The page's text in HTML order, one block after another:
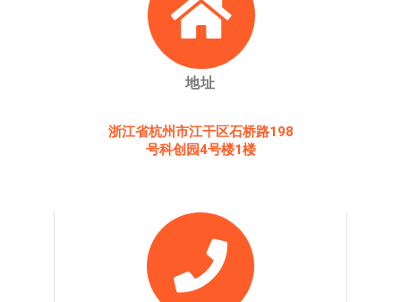
地址
浙江省杭州市江干区石桥路198
号科创园4号楼1楼